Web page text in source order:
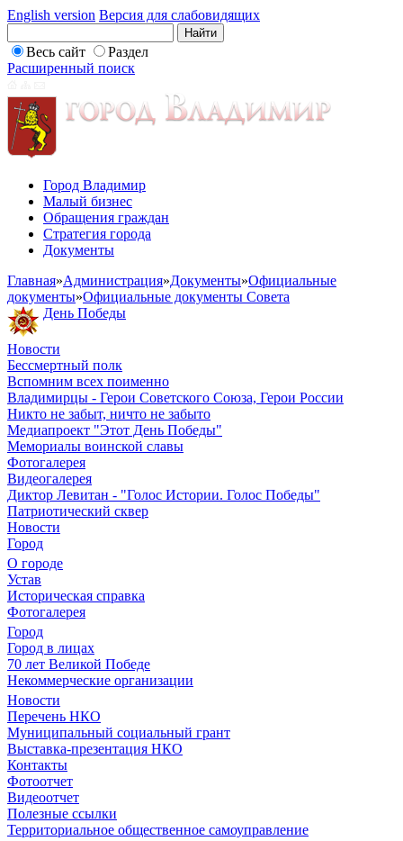
English version Версия для слабовидящих
Весь сайт
Раздел
Расширенный поиск
Город Владимир
Малый бизнес
Обращения граждан
Стратегия города
Документы
Главная»Администрация»Документы»Официальные
документы»Официальные документы Совета
День Победы
Новости
Бессмертный полк
Вспомним всех поименно
Владимирцы - Герои Советского Союза, Герои России
Никто не забыт, ничто не забыто
Медиапроект "Этот День Победы"
Мемориалы воинской славы
Фотогалерея
Видеогалерея
Диктор Левитан - "Голос Истории. Голос Победы"
Патриотический сквер
Новости
Город
О городе
Устав
Историческая справка
Фотогалерея
Город
Город в лицах
70 лет Великой Победе
Некоммерческие организации
Новости
Перечень НКО
Муниципальный социальный грант
Выставка-презентация НКО
Контакты
Фотоотчет
Видеоотчет
Полезные ссылки
Территориальное общественное самоуправление